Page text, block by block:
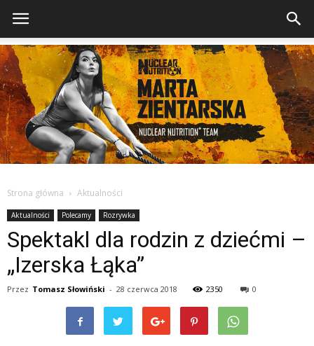
Strona główna Aktualności
Aktualności Polecamy Rozrywka
Spektakl dla rodzin z dziećmi –
„Izerska Łąka”
Przez Tomasz Słowiński - 28 czerwca 2018 2350 0